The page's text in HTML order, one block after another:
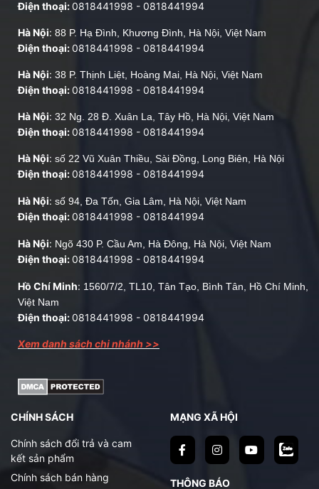
Điện thoại:0818441998 - 0818441994
Hà Nội: 88 P. Hạ Đình, Khương Đình, Hà Nội, Việt Nam
Điện thoại:0818441998 - 0818441994
Hà Nội: 38 P. Thịnh Liệt, Hoàng Mai, Hà Nội, Việt Nam
Điện thoại:0818441998 - 0818441994
Hà Nội: 32 Ng. 28 Đ. Xuân La, Tây Hồ, Hà Nội, Việt Nam
Điện thoại:0818441998 - 0818441994
Hà Nội: số 22 Vũ Xuân Thiều, Sài Đồng, Long Biên, Hà Nội
Điện thoại:0818441998 - 0818441994
Hà Nội: số 94, Đa Tốn, Gia Lâm, Hà Nội, Việt Nam
Điện thoại:0818441998 - 0818441994
Hà Nội: Ngõ 430 P. Cầu Am, Hà Đông, Hà Nội, Việt Nam
Điện thoại:0818441998 - 0818441994
Hồ Chí Minh: 1560/7/2, TL10, Tân Tạo, Bình Tân, Hồ Chí Minh,
Việt Nam
Điện thoại:0818441998 - 0818441994
Xem danh sách chi nhánh >>
CHÍNH SÁCH
Chính sách đổi trả và cam
kết sản phẩm
Chính sách bán hàng
MẠNG XÃ HỘI
THÔNG BÁO